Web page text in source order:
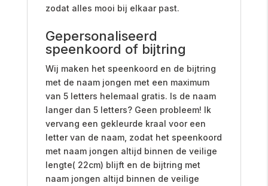
zodat alles mooi bij elkaar past.
Gepersonaliseerd
speenkoord of bijtring
Wij maken het speenkoord en de bijtring
met de naam jongen met een maximum
van 5 letters helemaal gratis. Is de naam
langer dan 5 letters? Geen probleem! Ik
vervang een gekleurde kraal voor een
letter van de naam, zodat het speenkoord
met naam jongen altijd binnen de veilige
lengte( 22cm) blijft en de bijtring met
naam jongen altijd binnen de veilige